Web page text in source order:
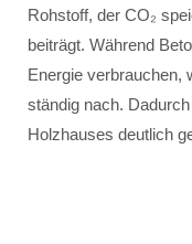
Rohstoff, der CO₂
beiträgt. Während
Energie verbrauchen,
ständig nach.
Holzhauses deutlich